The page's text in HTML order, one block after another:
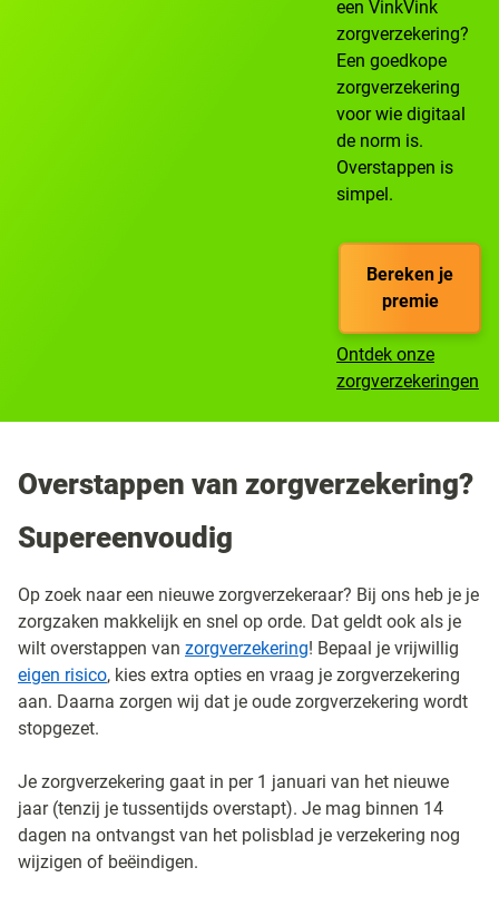
een VinkVink
zorgverzekering?
Een goedkope
zorgverzekering
voor wie digitaal
de norm is.
Overstappen is
simpel.
Bereken je
premie
Ontdek onze
zorgverzekeringen
Overstappen van zorgverzekering?
Supereenvoudig
Op zoek naar een nieuwe zorgverzekeraar? Bij ons heb je je
zorgzaken makkelijk en snel op orde. Dat geldt ook als je
wilt overstappen van zorgverzekering! Bepaal je vrijwillig
eigen risico, kies extra opties en vraag je zorgverzekering
aan. Daarna zorgen wij dat je oude zorgverzekering wordt
stopgezet.
Je zorgverzekering gaat in per 1 januari van het nieuwe
jaar (tenzij je tussentijds overstapt). Je mag binnen 14
dagen na ontvangst van het polisblad je verzekering nog
wijzigen of beëindigen.